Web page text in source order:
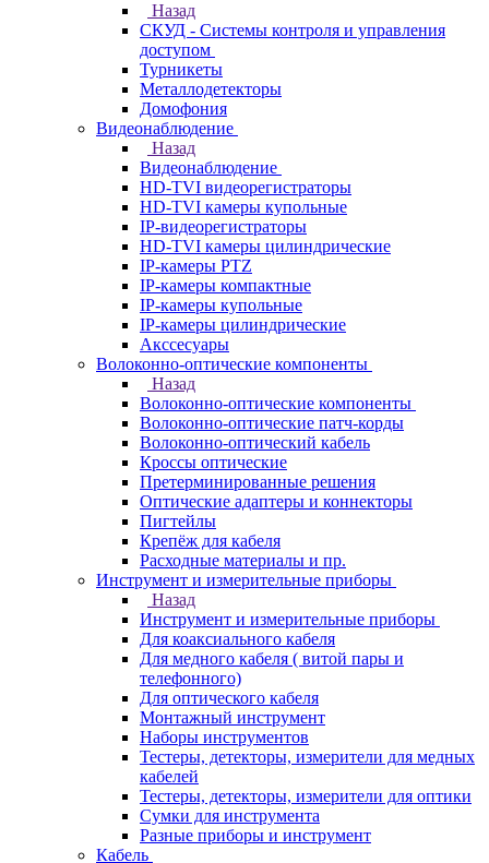
Назад
СКУД - Системы контроля и управления
доступом
Турникеты
Металлодетекторы
Домофония
Видеонаблюдение
Назад
Видеонаблюдение
HD-TVI видеорегистраторы
HD-TVI камеры купольные
IP-видеорегистраторы
HD-TVI камеры цилиндрические
IP-камеры PTZ
IP-камеры компактные
IP-камеры купольные
IP-камеры цилиндрические
Акссесуары
Волоконно-оптические компоненты
Назад
Волоконно-оптические компоненты
Волоконно-оптические патч-корды
Волоконно-оптический кабель
Кроссы оптические
Претерминированные решения
Оптические адаптеры и коннекторы
Пигтейлы
Крепёж для кабеля
Расходные материалы и пр.
Инструмент и измерительные приборы
Назад
Инструмент и измерительные приборы
Для коаксиального кабеля
Для медного кабеля ( витой пары и
телефонного)
Для оптического кабеля
Монтажный инструмент
Наборы инструментов
Тестеры, детекторы, измерители для медных
кабелей
Тестеры, детекторы, измерители для оптики
Сумки для инструмента
Разные приборы и инструмент
Кабель